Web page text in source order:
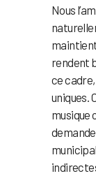
Nous
rendent
ce
uniques.
musique